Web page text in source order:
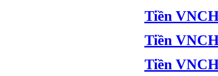
Tiền
Tiền
Tiền